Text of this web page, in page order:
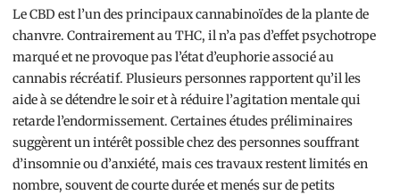
Le CBD est l’un des principaux cannabinoïdes de la plante de
chanvre. Contrairement au THC, il n’a pas d’effet psychotrope
marqué et ne provoque pas l’état d’euphorie associé au
cannabis récréatif. Plusieurs personnes rapportent qu’il les
aide à se détendre le soir et à réduire l’agitation mentale qui
retarde l’endormissement. Certaines études préliminaires
suggèrent un intérêt possible chez des personnes souffrant
d’insomnie ou d’anxiété, mais ces travaux restent limités en
nombre, souvent de courte durée et menés sur de petits